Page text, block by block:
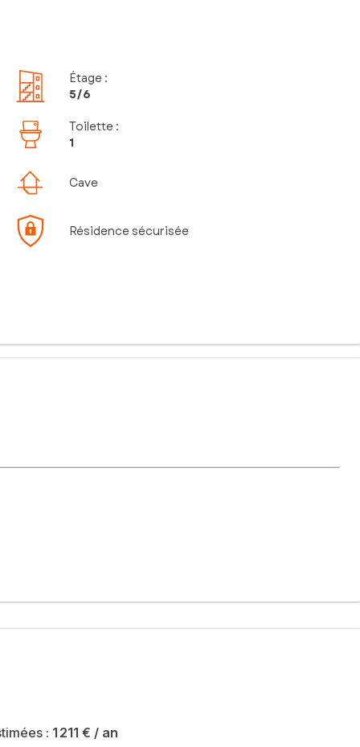
Étage :
5/6
Toilette :
1
Cave
Résidence sécurisée
sont de 1211 € et le syndicat des copropriétaires ne fait pas
au RSAC de La Rochelle sous le numéro
: 1 211 € / an